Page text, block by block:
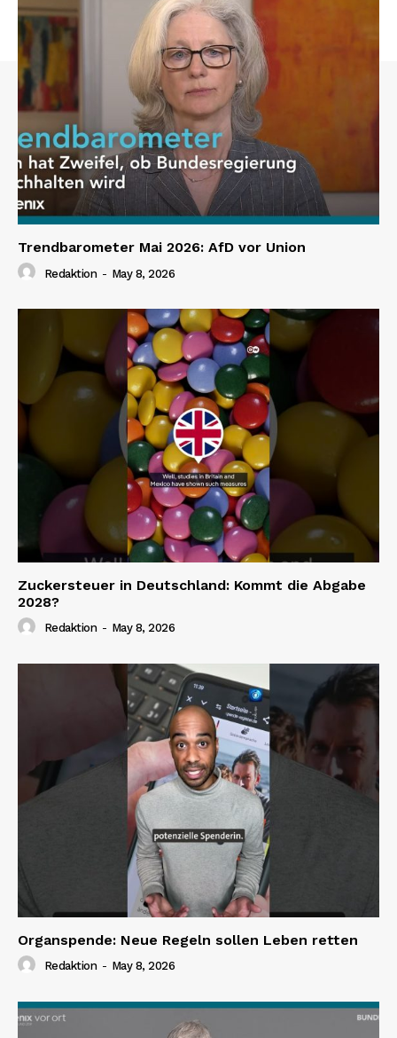
Trendbarometer Mai 2026: AfD vor Union
Redaktion - May 8, 2026
Zuckersteuer in Deutschland: Kommt die Abgabe
2028?
Redaktion - May 8, 2026
Organspende: Neue Regeln sollen Leben retten
Redaktion - May 8, 2026